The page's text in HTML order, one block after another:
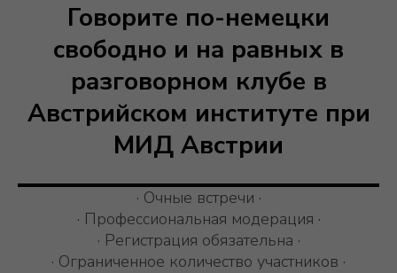
Говорите по-немецки
свободно и на равных в
разговорном клубе в
Австрийском институте при
МИД Австрии
· Очные встречи ·
· Профессиональная модерация ·
· Регистрация обязательна ·
· Ограниченное количество участников ·